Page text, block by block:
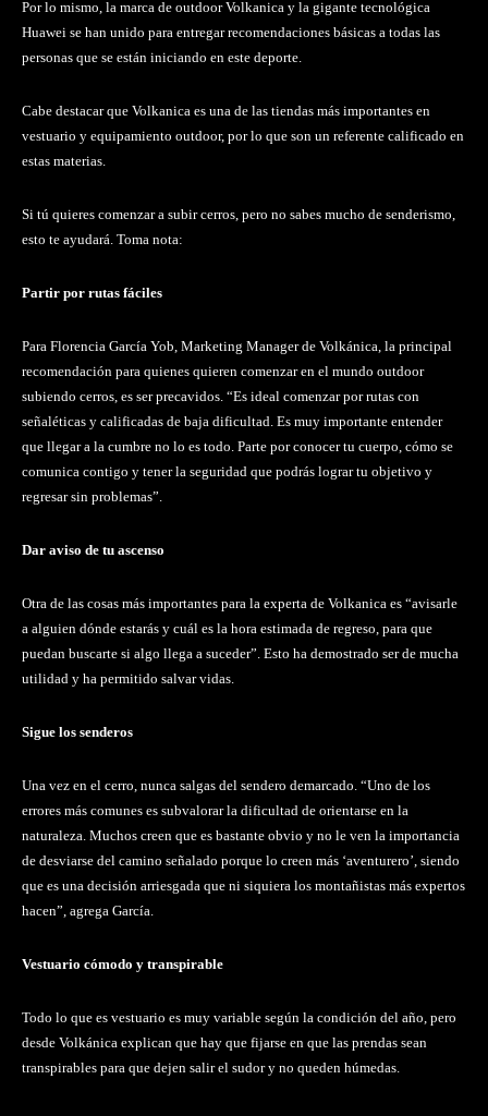
Por lo mismo, la marca de outdoor Volkanica y la gigante tecnológica
Huawei se han unido para entregar recomendaciones básicas a todas las
personas que se están iniciando en este deporte.
Cabe destacar que Volkanica es una de las tiendas más importantes en
vestuario y equipamiento outdoor, por lo que son un referente calificado en
estas materias.
Si tú quieres comenzar a subir cerros, pero no sabes mucho de senderismo,
esto te ayudará. Toma nota:
Partir por rutas fáciles
Para Florencia García Yob, Marketing Manager de Volkánica, la principal
recomendación para quienes quieren comenzar en el mundo outdoor
subiendo cerros, es ser precavidos. “Es ideal comenzar por rutas con
señaléticas y calificadas de baja dificultad. Es muy importante entender
que llegar a la cumbre no lo es todo. Parte por conocer tu cuerpo, cómo se
comunica contigo y tener la seguridad que podrás lograr tu objetivo y
regresar sin problemas”.
Dar aviso de tu ascenso
Otra de las cosas más importantes para la experta de Volkanica es “avisarle
a alguien dónde estarás y cuál es la hora estimada de regreso, para que
puedan buscarte si algo llega a suceder”. Esto ha demostrado ser de mucha
utilidad y ha permitido salvar vidas.
Sigue los senderos
Una vez en el cerro, nunca salgas del sendero demarcado. “Uno de los
errores más comunes es subvalorar la dificultad de orientarse en la
naturaleza. Muchos creen que es bastante obvio y no le ven la importancia
de desviarse del camino señalado porque lo creen más ‘aventurero’, siendo
que es una decisión arriesgada que ni siquiera los montañistas más expertos
hacen”, agrega García.
Vestuario cómodo y transpirable
Todo lo que es vestuario es muy variable según la condición del año, pero
desde Volkánica explican que hay que fijarse en que las prendas sean
transpirables para que dejen salir el sudor y no queden húmedas.